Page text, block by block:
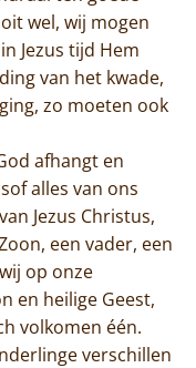
wel, wij mogen
Jezus tijd Hem
van het kwade,
zo moeten ook
afhangt en
alles van ons
Jezus Christus,
een vader, een
op onze
en heilige Geest,
volkomen één.
verschillen